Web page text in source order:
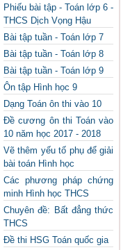
Phiếu bài tập - Toán lớp 6 -
THCS Dịch Vọng Hậu
Bài tập tuần - Toán lớp 7
Bài tập tuần - Toán lớp 8
Bài tập tuần - Toán lớp 9
Ôn tập Hình học 9
Dạng Toán ôn thi vào 10
Đề cương ôn thi Toán vào
10 năm học 2017 - 2018
Vẽ thêm yếu tố phụ để giải
bài toán Hình học
Các phương pháp chứng
minh Hình học THCS
Chuyên đề: Bất đẳng thức
THCS
Đề thi HSG Toán quốc gia